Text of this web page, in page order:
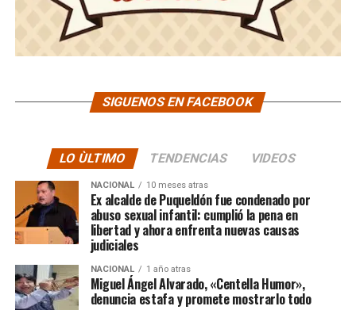
SIGUENOS EN FACEBOOK
LO ÙLTIMO TENDENCIAS VIDEOS
NACIONAL 10 meses atras
Ex alcalde de Puqueldón fue condenado por
abuso sexual infantil: cumplió la pena en
libertad y ahora enfrenta nuevas causas
judiciales
NACIONAL 1 año atras
Miguel Ángel Alvarado, «Centella Humor»,
denuncia estafa y promete mostrarlo todo